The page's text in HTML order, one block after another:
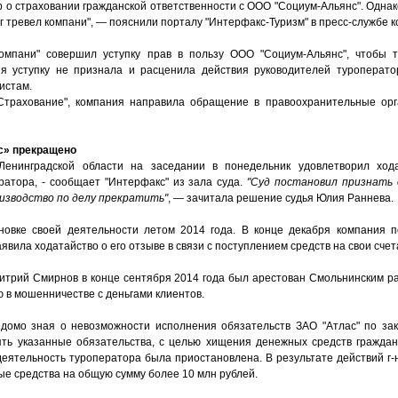
страховании гражданской ответственности с ООО "Социум-Альянс".
тревел компани", — пояснили порталу "Интерфакс-Туризм" в пресс-службе
совершил уступку прав в пользу ООО "Социум-Альянс", чтобы
уступку не признала и расценила действия руководителей
компания направила обращение в правоохранительные
прекращено
области на заседании в понедельник удовлетворил
- сообщает "Интерфакс" из зала суда. "Суд постановил
по делу прекратить", — зачитала решение судья Юлия Раннева.
своей деятельности летом 2014 года. В конце декабря компания
ходатайство о его отзыве в связи с поступлением средств на свои
Смирнов в конце сентября 2014 года был арестован Смольнинским
мошенничестве с деньгами клиентов.
зная о невозможности исполнения обязательств ЗАО "Атлас" по
указанные обязательства, с целью хищения денежных средств
туроператора была приостановлена. В результате действий
средства на общую сумму более 10 млн рублей.